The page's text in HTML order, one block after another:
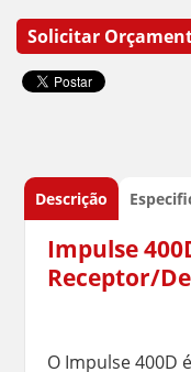
Solicitar
Descrição
Impulse
Receptor/
O Impulse 400D